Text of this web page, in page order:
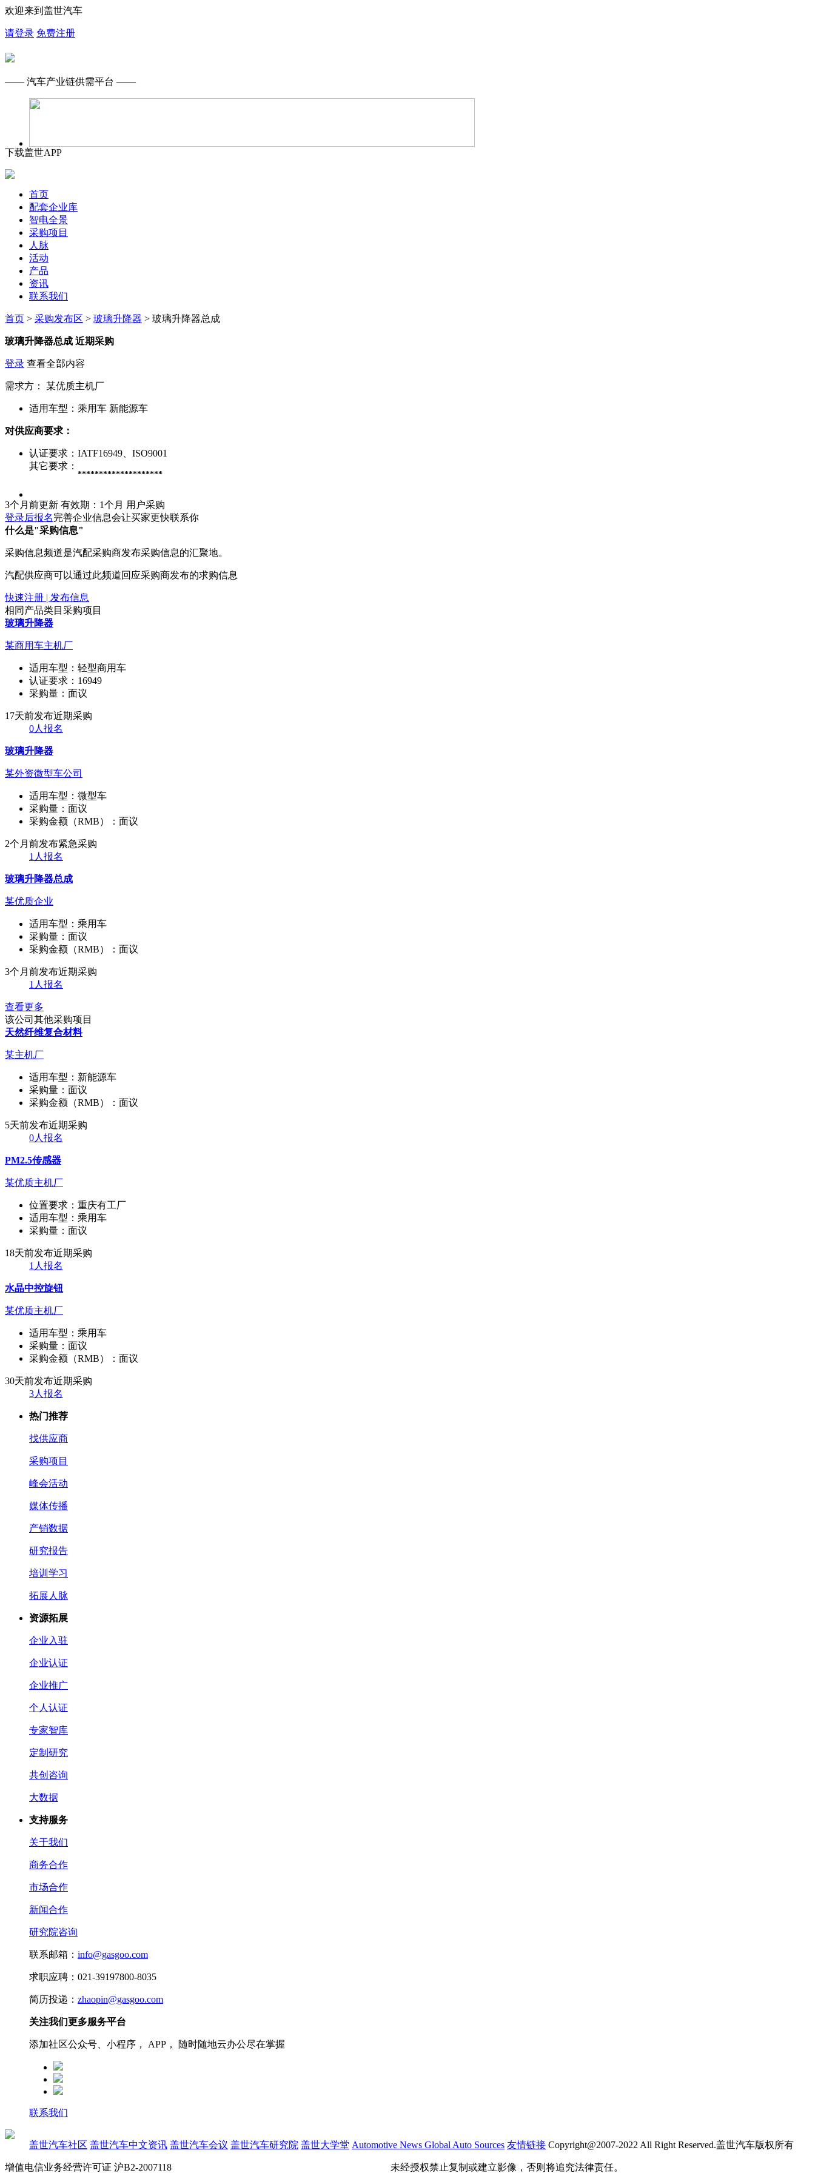
欢迎来到盖世汽车
请登录 免费注册
—— 汽车产业链供需平台 ——
下载盖世APP
首页
配套企业库
智电全景
采购项目
人脉
活动
产品
资讯
联系我们
首页 > 采购发布区 > 玻璃升降器 > 玻璃升降器总成
玻璃升降器总成 近期采购
登录 查看全部内容
需求方： 某优质主机厂
适用车型： 乘用车 新能源车
对供应商要求：
认证要求： IATF16949、ISO9001
其它要求：
********************
3个月前更新 有效期：1个月 用户采购
登录后报名完善企业信息会让买家更快联系你
什么是"采购信息"
采购信息频道是汽配采购商发布采购信息的汇聚地。
汽配供应商可以通过此频道回应采购商发布的求购信息
快速注册 | 发布信息
相同产品类目采购项目
玻璃升降器
某商用车主机厂
适用车型： 轻型商用车
认证要求： 16949
采购量： 面议
17天前发布近期采购
0人报名
玻璃升降器
某外资微型车公司
适用车型： 微型车
采购量： 面议
采购金额（RMB）： 面议
2个月前发布紧急采购
1人报名
玻璃升降器总成
某优质企业
适用车型： 乘用车
采购量： 面议
采购金额（RMB）： 面议
3个月前发布近期采购
1人报名
查看更多
该公司其他采购项目
天然纤维复合材料
某主机厂
适用车型： 新能源车
采购量： 面议
采购金额（RMB）： 面议
5天前发布近期采购
0人报名
PM2.5传感器
某优质主机厂
位置要求： 重庆有工厂
适用车型： 乘用车
采购量： 面议
18天前发布近期采购
1人报名
水晶中控旋钮
某优质主机厂
适用车型： 乘用车
采购量： 面议
采购金额（RMB）： 面议
30天前发布近期采购
3人报名
热门推荐
找供应商
采购项目
峰会活动
媒体传播
产销数据
研究报告
培训学习
拓展人脉
资源拓展
企业入驻
企业认证
企业推广
个人认证
专家智库
定制研究
共创咨询
大数据
支持服务
关于我们
商务合作
市场合作
新闻合作
研究院咨询
联系邮箱： info@gasgoo.com
求职应聘：021-39197800-8035
简历投递： zhaopin@gasgoo.com
关注我们更多服务平台
添加社区公众号、小程序， APP， 随时随地云办公尽在掌握
联系我们
盖世汽车社区 盖世汽车中文资讯 盖世汽车会议 盖世汽车研究院 盖世大学堂 Automotive News Global Auto Sources 友情链接 Copyright@2007-2022 All Right Reserved.盖世汽车版权所有
增值电信业务经营许可证 沪B2-2007118 未经授权禁止复制或建立影像，否则将追究法律责任。